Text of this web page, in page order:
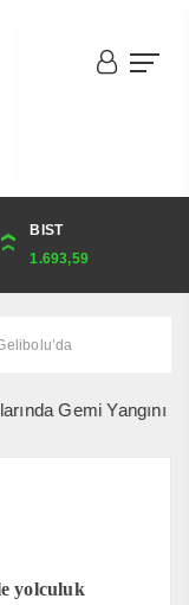
BIST
1.693,59
CUMHURİYET
44,229,00
Yangını
yolculuk